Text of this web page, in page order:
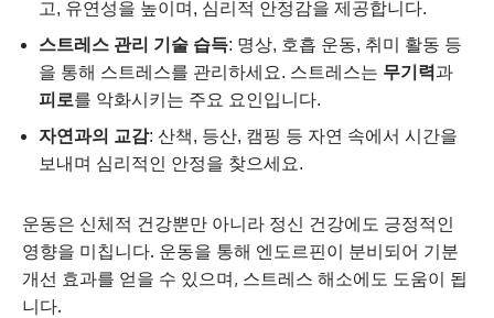
고, 유연성을 높이며, 심리적 안정감을 제공합니다.
스트레스 관리 기술 습득: 명상, 호흡 운동, 취미 활동 등
을 통해 스트레스를 관리하세요. 스트레스는 무기력 과
피로를 악화시키는 주요 요인입니다.
자연과의 교감: 산책, 등산, 캠핑 등 자연 속에서 시간을
보내며 심리적인 안정을 찾으세요.
운동은 신체적 건강뿐만 아니라 정신 건강에도 긍정적인
영향을 미칩니다. 운동을 통해 엔도르핀이 분비되어 기분
개선 효과를 얻을 수 있으며, 스트레스 해소에도 도움이 됩
니다.